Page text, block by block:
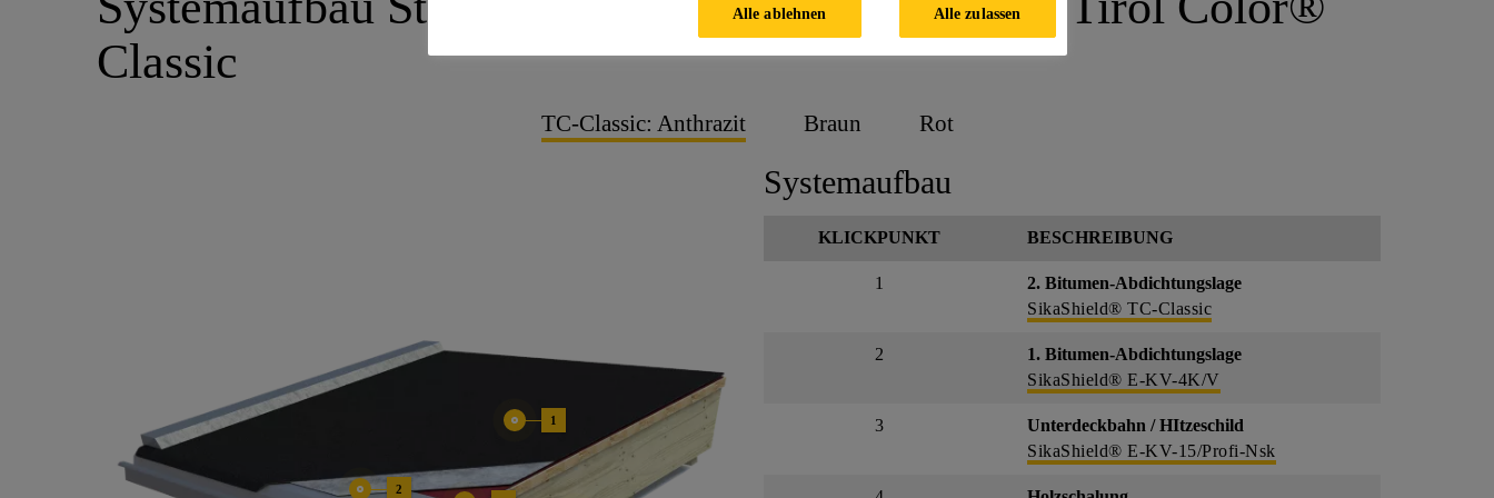
Classic
TC-Classic: Anthrazit Braun Rot
1
2
Systemaufbau
KLICKPUNKT BESCHREIBUNG
1
2. Bitumen-Abdichtungslage
SikaShield® TC-Classic
2
1. Bitumen-Abdichtungslage
SikaShield® E-KV-4K/V
3
Unterdeckbahn / HItzeschild
SikaShield® E-KV-15/Profi-Nsk
Alle ablehnen Alle zulassen